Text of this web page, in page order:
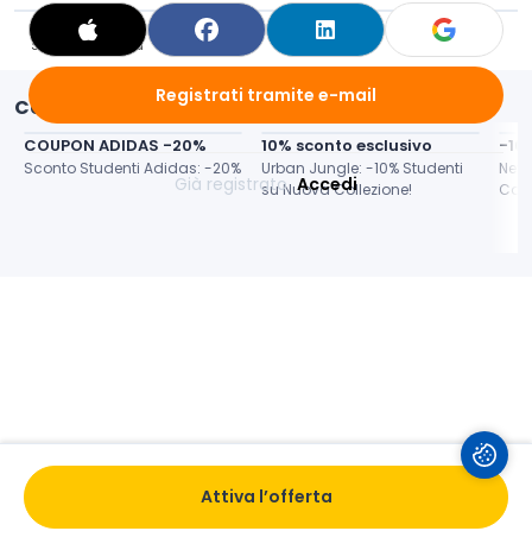
Salva Valuta Condividi
Contenuti simili
COUPON ADIDAS -20%
Sconto Studenti Adidas: -20%
10% sconto esclusivo
Urban Jungle: -10% Studenti
su Nuova Collezione!
-
Attiva l’offerta
Registrati tramite e-mail
Già registrato Accedi